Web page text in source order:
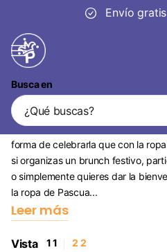
30 días
Busca en
Ropa de
La Pascua es una fiesta llena de
forma de celebrarla que con la
si organizas un brunch festivo,
o simplemente quieres dar la
la ropa de Pascua...
Leer más
Vista 11 2 2